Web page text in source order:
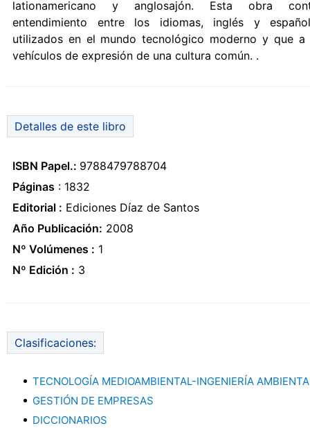
lationamericano y anglosajón. Esta obra
entendimiento entre los idiomas, inglés y
utilizados en el mundo tecnológico moderno y que a
vehículos de expresión de una cultura común. .
Detalles de este libro
ISBN Papel.: 9788479788704
Páginas : 1832
Editorial : Ediciones Díaz de Santos
Año Publicación: 2008
Nº Volúmenes : 1
Nº Edición : 3
Clasificaciones:
TECNOLOGÍA MEDIOAMBIENTAL-INGENIERÍA
GESTIÓN DE EMPRESAS
DICCIONARIOS